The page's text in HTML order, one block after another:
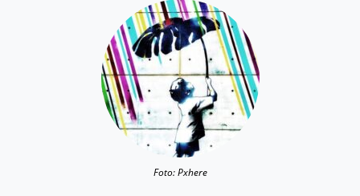
Foto: Pxhere